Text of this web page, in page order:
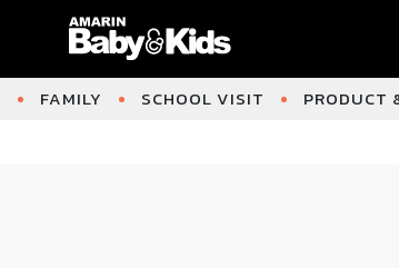
FAMILY SCHOOL VISIT PRODUCT